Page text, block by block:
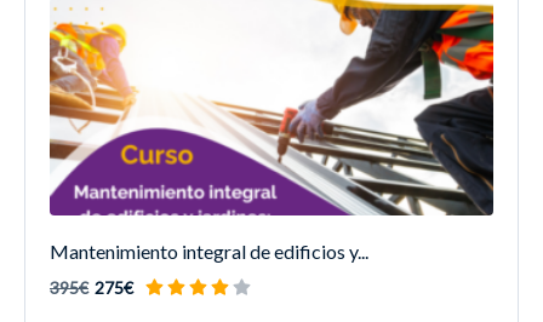
Mantenimiento integral de edificios y...
395€ 275€